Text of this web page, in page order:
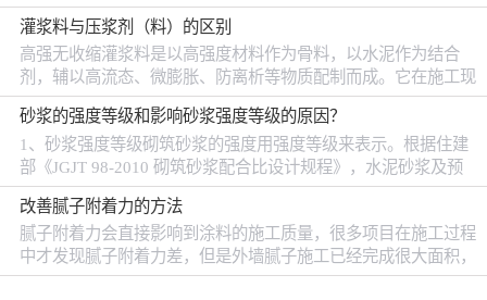
砂浆企业超过800家，年设计产能达2.74亿吨，2015年全年生产
普通预拌砂浆6202万吨。 在施工过程中，砂浆常由于失水过
快，没有足够的时间和水分进行水化反应，导致硬化后水泥浆体
出现强度不足和开裂等现象。纤维素醚...
灌浆料与压浆剂（料）的区别
高强无收缩灌浆料是以高强度材料作为骨料，以水泥作为结合
剂，辅以高流态、微膨胀、防离析等物质配制而成。它在施工现
场加人一定量的水，搅拌均匀后即可使用。 灌浆料具有自流性
好，快硬、早强、高强、无收缩、微膨胀；无毒、无害、不老
化、对水质及周围环境无污染，自密性好、防锈等特点。在施工
方面具有质量可靠，降低成本，缩短工期和使用方便等优点。从
根本上改变设备底座受力情况，使之均匀地承受设备的全部荷
载，从而满足各...
砂浆的强度等级和影响砂浆强度等级的原因？
1、砂浆强度等级砌筑砂浆的强度用强度等级来表示。根据住建
部《JGJT 98-2010 砌筑砂浆配合比设计规程》，水泥砂浆及预
拌砌筑砂浆的强度等级可分为M5、M7.5、M10、M15、M20、
M25、M30；砂浆强度等级是以边长为70.7mm的立方体试块，
在标准养护条件（温度（20±2）℃、相对湿度为95%以上）下，
用标准试验方法测得28d龄期的抗压强度值（单位为MPa）确
定。一般情况下，...
改善腻子附着力的方法
腻子附着力会直接影响到涂料的施工质量，很多项目在施工过程
中才发现腻子附着力差，但是外墙腻子施工已经完成很大面积，
工期成本等各方面因素考虑，已经不能再更换外墙腻子，这种情